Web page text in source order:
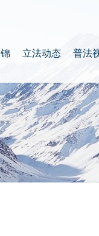
立法动态 普法